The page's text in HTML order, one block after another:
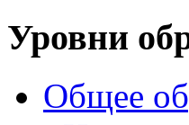
Уровни
Общее